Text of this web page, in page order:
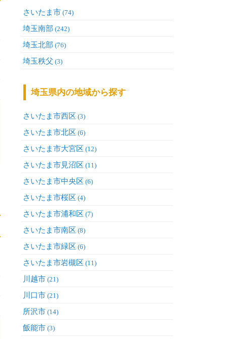
さいたま市 (74)
埼玉南部 (242)
埼玉北部 (76)
埼玉秩父 (3)
埼玉県内の地域から探す
さいたま市西区 (3)
さいたま市北区 (6)
さいたま市大宮区 (12)
さいたま市見沼区 (11)
さいたま市中央区 (6)
さいたま市桜区 (4)
さいたま市浦和区 (7)
さいたま市南区 (8)
さいたま市緑区 (6)
さいたま市岩槻区 (11)
川越市 (21)
川口市 (21)
所沢市 (14)
飯能市 (3)